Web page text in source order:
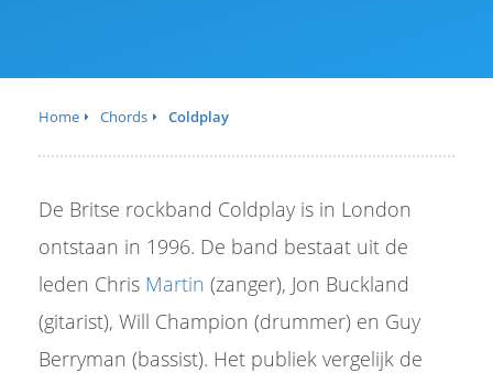
Home Chords Coldplay
De Britse rockband Coldplay is in London
ontstaan in 1996. De band bestaat uit de
leden Chris Martin (zanger), Jon Buckland
(gitarist), Will Champion (drummer) en Guy
Berryman (bassist). Het publiek vergelijk de